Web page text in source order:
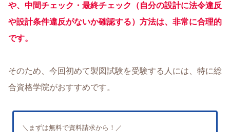
や、中間チェック・最終チェック（自分の設計に法令違反
や設計条件違反がないか確認する）方法は、非常に合理的
です。
そのため、今回初めて製図試験を受験する人には、特に総
合資格学院がおすすめです。
＼まずは無料で資料請求から！／